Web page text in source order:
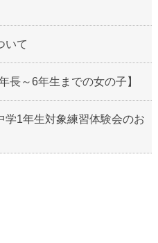
いて
長～6年生までの女の子】
学1年生対象練習体験会のお